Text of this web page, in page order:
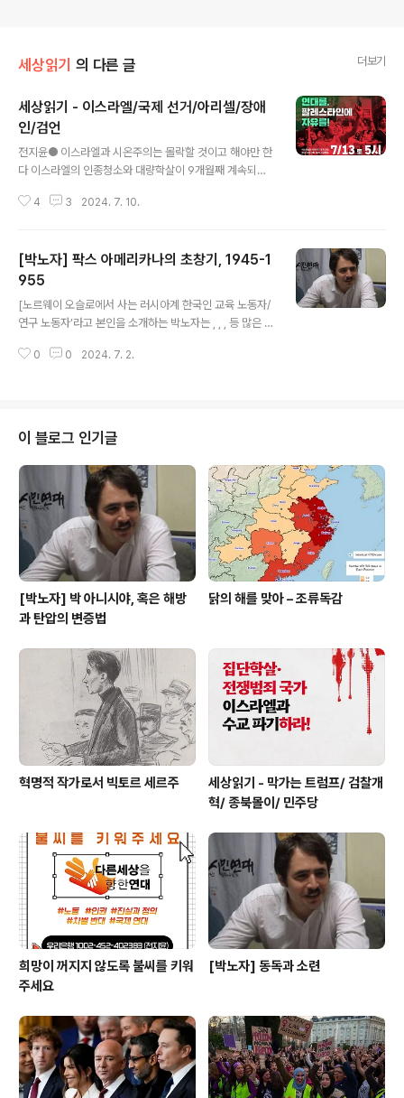
세상읽기 의 다른 글 더보기
세상읽기 - 이스라엘/국제 선거/아리셀/장애
인/검언
전지윤● 이스라엘과 시온주의는 몰락할 것이고 해야만 한
다 이스라엘의 인종청소와 대량학살이 9개월째 계속되고
이 아니다. 온갖 노인성 질환을 앓고 있고 신체 기능이 저하
다. "이스라엘 군대는 세계에서 가장 범죄적인 군대 중 하
나"(크리스 시도티, 유엔 인권 전문가)는 말은 정말 정확하
다. '이스라엘군은 세계에서 가장 도덕적 군대'라는 네타냐
후의 지상최대의 거짓말은 제발 좀 그만 듣고 싶다. 이것은
미국과 영국 등 서방 정부들이 이스라엘을 계속 지지하기
에 가능한 거짓말이다. 미국에서 민주당과 공화당이 모두
4 3 2024. 7. 10.
[박노자] 팍스 아메리카나의 초창기, 1945-1
955
[노르웨이 오슬로에서 사는 러시아계 한국인 교육 노동자/
연구 노동자’라고 본인을 소개하는 박노자는 , , , 등 많은 책
gJ)을 다시 옮겨서 실을 수 있도록 허락해 준 것에 정말 감
구에 대한 공간적 통제 등은 얼마 더 가긴 가겠지만, 2020
년대에는 이미 "포스트-아메리칸" 시대의 윤곽이 점차 잡
히는 것입니다. 팍스 아메리카나가 고통스럽게 그 말기적
단계를 향해 가고 있는 이 시점에서는, 이 팍스 아메리카나
의 초기를 한 번 다시 기억해보는 것이 다소 의미 있..
0 0 2024. 7. 2.
이 블로그 인기글
[박노자] 박 아니시야, 혹은 해방
과 탄압의 변증법
닭의 해를 맞아 – 조류독감
혁명적 작가로서 빅토르 세르주
세상읽기 - 막가는 트럼프/ 검찰개
혁/ 종북몰이/ 민주당
희망이 꺼지지 않도록 불씨를 키워
주세요
[박노자] 동독과 소련